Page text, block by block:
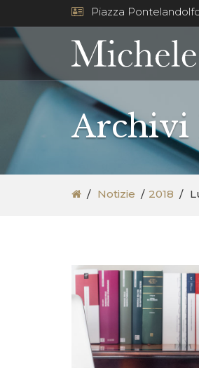
Piazza
Archivi
Notizie 2018